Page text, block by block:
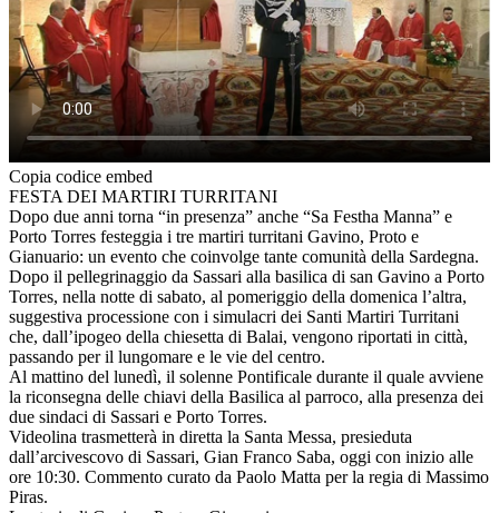
Copia codice embed
FESTA DEI MARTIRI TURRITANI
Dopo due anni torna “in presenza” anche “Sa Festha Manna” e
Porto Torres festeggia i tre martiri turritani Gavino, Proto e
Gianuario: un evento che coinvolge tante comunità della Sardegna.
Dopo il pellegrinaggio da Sassari alla basilica di san Gavino a Porto
Torres, nella notte di sabato, al pomeriggio della domenica l’altra,
suggestiva processione con i simulacri dei Santi Martiri Turritani
che, dall’ipogeo della chiesetta di Balai, vengono riportati in città,
passando per il lungomare e le vie del centro.
Al mattino del lunedì, il solenne Pontificale durante il quale avviene
la riconsegna delle chiavi della Basilica al parroco, alla presenza dei
due sindaci di Sassari e Porto Torres.
Videolina trasmetterà in diretta la Santa Messa, presieduta
dall’arcivescovo di Sassari, Gian Franco Saba, oggi con inizio alle
ore 10:30. Commento curato da Paolo Matta per la regia di Massimo
Piras.